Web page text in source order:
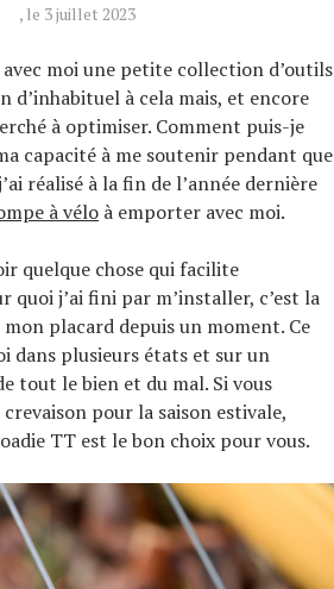
, le 3 juillet 2023
avec moi une petite collection d’outils
d’inhabituel à cela mais, et encore
à optimiser. Comment puis-je
capacité à me soutenir pendant que
réalisé à la fin de l’année dernière
à vélo à emporter avec moi.
quelque chose qui facilite
quoi j’ai fini par m’installer, c’est la
placard depuis un moment. Ce
dans plusieurs états et sur un
tout le bien et du mal. Si vous
pour la saison estivale,
TT est le bon choix pour vous.